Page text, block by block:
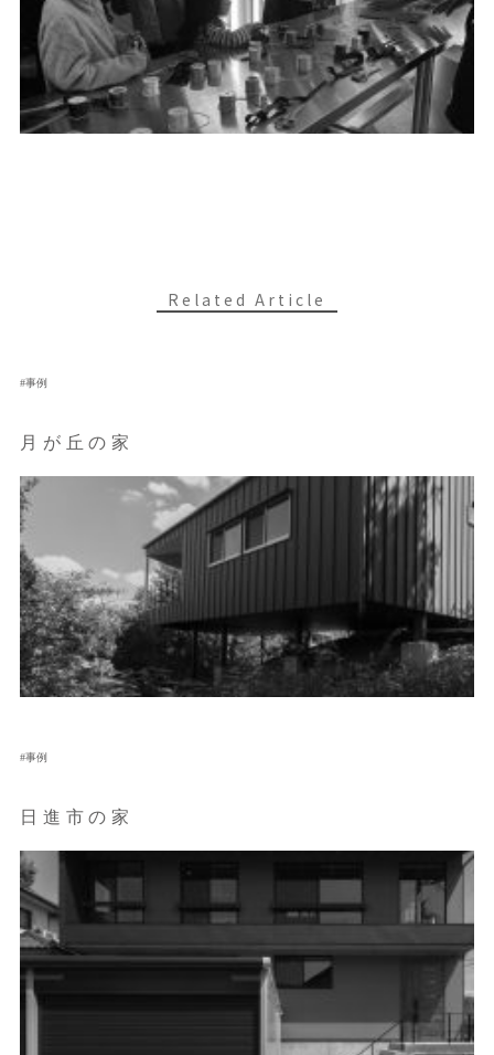
Related Article
事例
月が丘の家
事例
日進市の家